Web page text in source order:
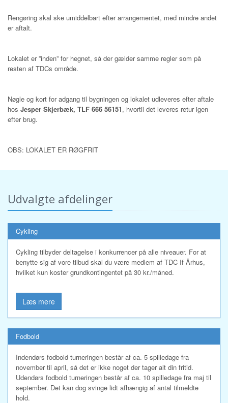
Rengøring skal ske umiddelbart efter arrangementet, med mindre andet
er aftalt.
Lokalet er ”inden” for hegnet, så der gælder samme regler som på
resten af TDCs område.
Nøgle og kort for adgang til bygningen og lokalet udleveres efter aftale
hos Jesper Skjerbæk, TLF 666 56151, hvortil det leveres retur igen
efter brug.
OBS: LOKALET ER RØGFRIT
Udvalgte afdelinger
Cykling
Cykling tilbyder deltagelse i konkurrencer på alle niveauer. For at
benytte sig af vore tilbud skal du være medlem af TDC If Århus,
hvilket kun koster grundkontingentet på 30 kr./måned.
Læs mere
Fodbold
Indendørs fodbold turneringen består af ca. 5 spilledage fra
november til april, så det er ikke noget der tager alt din fritid.
Udendørs fodbold turneringen består af ca. 10 spilledage fra maj til
september. Det kan dog svinge lidt afhængig af antal tilmeldte
hold.